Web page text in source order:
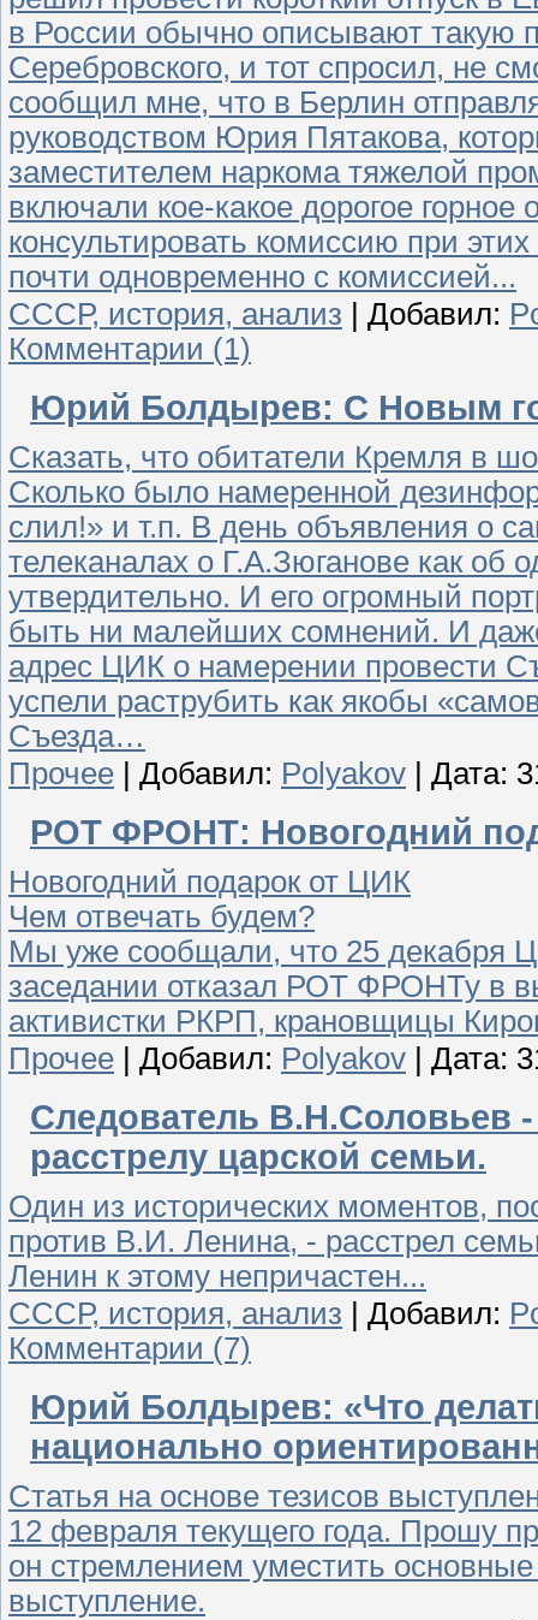
в России обычно описывают такую
Серебровского, и тот спросил, не
сообщил мне, что в Берлин
руководством Юрия Пятакова,
заместителем наркома тяжелой
включали кое-какое дорогое
консультировать комиссию при
почти одновременно с комиссией...
СССР, история, анализ
Добавил:
Комментарии (1)
Юрий Болдырев: С Новым
Сказать, что обитатели Кремля в
Сколько было намеренной
слил!» и т.п. В день объявления о
телеканалах о Г.А.Зюганове как об
утвердительно. И его огромный
быть ни малейших сомнений. И
адрес ЦИК о намерении провести
успели раструбить как якобы
Съезда…
Прочее
Добавил: Polyakov | Дата:
РОТ ФРОНТ: Новогодний
Новогодний подарок от ЦИК
Чем отвечать будем?
Мы уже сообщали, что 25 декабря
заседании отказал РОТ ФРОНТу в
активистки РКРП, крановщицы
Прочее
Добавил: Polyakov | Дата:
Следователь В.Н.Соловьев
расстрелу царской семьи.
Один из исторических моментов,
против В.И. Ленина, - расстрел
Ленин к этому непричастен...
СССР, история, анализ
Добавил:
Комментарии (7)
Юрий Болдырев: «Что
национально
Статья на основе тезисов
12 февраля текущего года. Прошу
он стремлением уместить
выступление.